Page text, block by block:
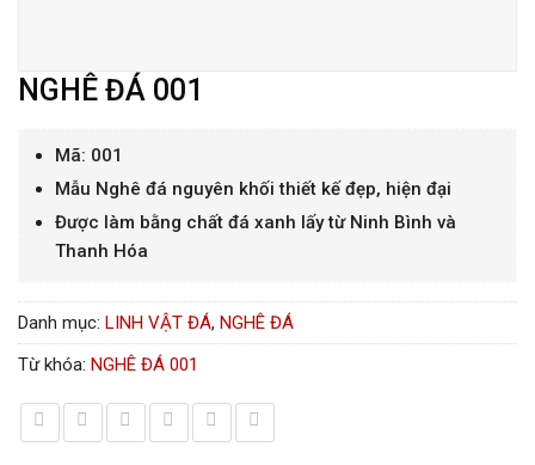
NGHÊ ĐÁ 001
Mã: 001
Mẫu Nghê đá nguyên khối thiết kế đẹp, hiện đại
Được làm bằng chất đá xanh lấy từ Ninh Bình và
Thanh Hóa
Danh mục: LINH VẬT ĐÁ, NGHÊ ĐÁ
Từ khóa: NGHÊ ĐÁ 001